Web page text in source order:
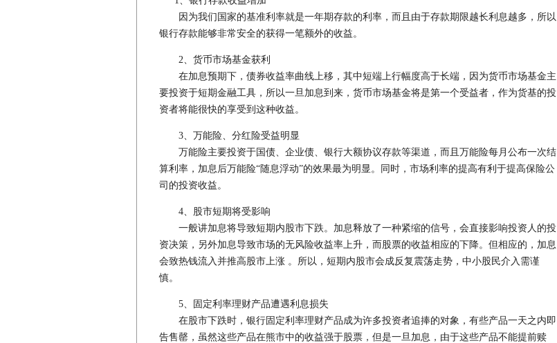
因为我们国家的基准利率就是一年期存款的利率，而且由于存款期限越长利息越多，所以
银行存款能够非常安全的获得一笔额外的收益。
2、货币市场基金获利
在加息预期下，债券收益率曲线上移，其中短端上行幅度高于长端，因为货币市场基金主
要投资于短期金融工具，所以一旦加息到来，货币市场基金将是第一个受益者，作为货基的投
资者将能很快的享受到这种收益。
3、万能险、分红险受益明显
万能险主要投资于国债、企业债、银行大额协议存款等渠道，而且万能险每月公布一次结
算利率，加息后万能险“随息浮动”的效果最为明显。同时，市场利率的提高有利于提高保险公
司的投资收益。
4、股市短期将受影响
一般讲加息将导致短期内股市下跌。加息释放了一种紧缩的信号，会直接影响投资人的投
资决策，另外加息导致市场的无风险收益率上升，而股票的收益相应的下降。但相应的，加息
会致热钱流入并推高股市上涨 。所以，短期内股市会成反复震荡走势，中小股民介入需谨
慎。
5、固定利率理财产品遭遇利息损失
在股市下跌时，银行固定利率理财产品成为许多投资者追捧的对象，有些产品一天之内即
告售罄，虽然这些产品在熊市中的收益强于股票，但是一旦加息，由于这些产品不能提前赎